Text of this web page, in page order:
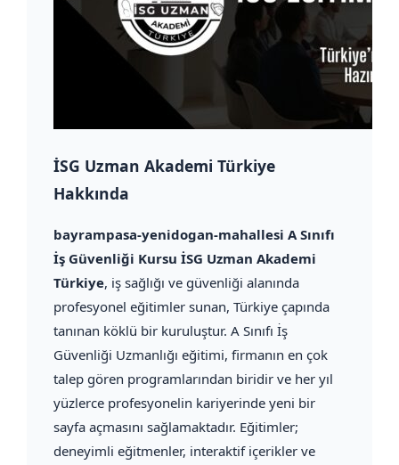
İSG Uzman Akademi Türkiye
Hakkında
bayrampasa-yenidogan-mahallesi A Sınıfı
İş Güvenliği Kursu İSG Uzman Akademi
Türkiye, iş sağlığı ve güvenliği alanında
profesyonel eğitimler sunan, Türkiye çapında
tanınan köklü bir kuruluştur. A Sınıfı İş
Güvenliği Uzmanlığı eğitimi, firmanın en çok
talep gören programlarından biridir ve her yıl
yüzlerce profesyonelin kariyerinde yeni bir
sayfa açmasını sağlamaktadır. Eğitimler;
deneyimli eğitmenler, interaktif içerikler ve